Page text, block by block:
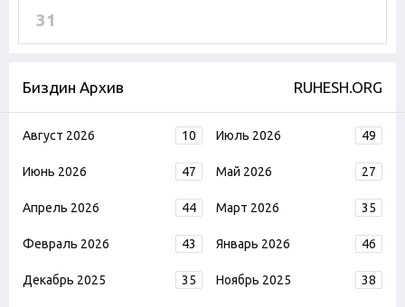
31
Биздин Архив RUHESH.ORG
Август 2026 10 Июль 2026 49
Июнь 2026 47 Май 2026 27
Апрель 2026 44 Март 2026 35
Февраль 2026 43 Январь 2026 46
Декабрь 2025 35 Ноябрь 2025 38